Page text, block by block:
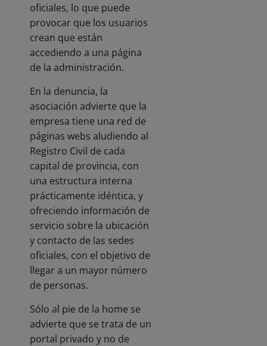
oficiales, lo que puede
provocar que los usuarios
crean que están
accediendo a una página
de la administración.
En la denuncia, la
asociación advierte que la
empresa tiene una red de
páginas webs aludiendo al
Registro Civil de cada
capital de provincia, con
una estructura interna
prácticamente idéntica, y
ofreciendo información de
servicio sobre la ubicación
y contacto de las sedes
oficiales, con el objetivo de
llegar a un mayor número
de personas.
Sólo al pie de la home se
advierte que se trata de un
portal privado y no de